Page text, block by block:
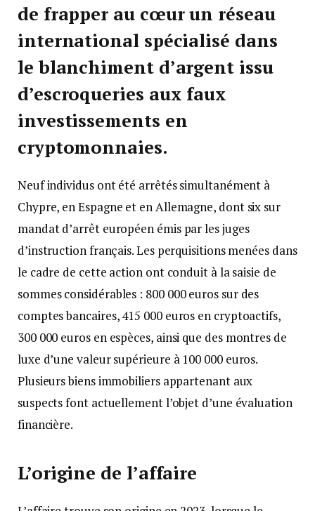
de frapper au cœur un réseau
international spécialisé dans
le blanchiment d’argent issu
d’escroqueries aux faux
investissements en
cryptomonnaies.
Neuf individus ont été arrêtés simultanément à
Chypre, en Espagne et en Allemagne, dont six sur
mandat d’arrêt européen émis par les juges
d’instruction français. Les perquisitions menées dans
le cadre de cette action ont conduit à la saisie de
sommes considérables : 800 000 euros sur des
comptes bancaires, 415 000 euros en cryptoactifs,
300 000 euros en espèces, ainsi que des montres de
luxe d’une valeur supérieure à 100 000 euros.
Plusieurs biens immobiliers appartenant aux
suspects font actuellement l’objet d’une évaluation
financière.
L’origine de l’affaire